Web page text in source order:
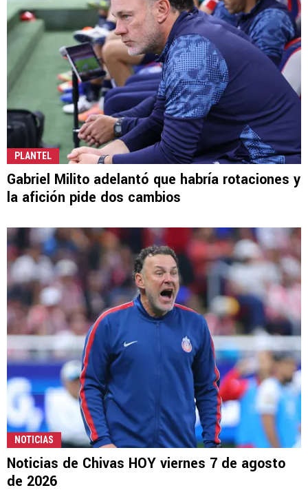
PLANTEL
Gabriel Milito adelantó que habría rotaciones y
la afición pide dos cambios
NOTICIAS
Noticias de Chivas HOY viernes 7 de agosto
de 2026